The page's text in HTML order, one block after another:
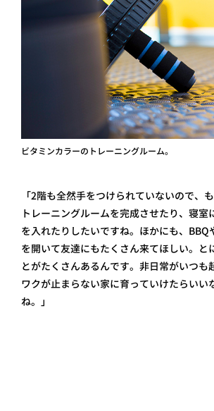
ビタミンカラーのトレーニングルーム。
「2階も全然手をつけられていないので、
トレーニングルームを完成させたり、寝室
を入れたりしたいですね。ほかにも、BBQ
を開いて友達にもたくさん来てほしい。と
とがたくさんあるんです。非日常がいつも
ワクが止まらない家に育っていけたらいい
ね。」